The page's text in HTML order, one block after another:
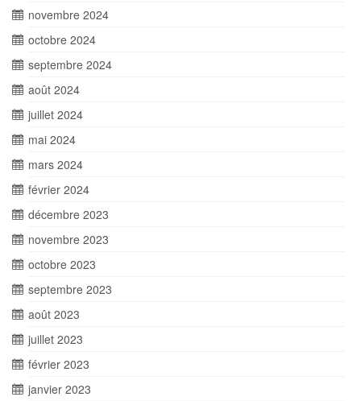
novembre 2024
octobre 2024
septembre 2024
août 2024
juillet 2024
mai 2024
mars 2024
février 2024
décembre 2023
novembre 2023
octobre 2023
septembre 2023
août 2023
juillet 2023
février 2023
janvier 2023